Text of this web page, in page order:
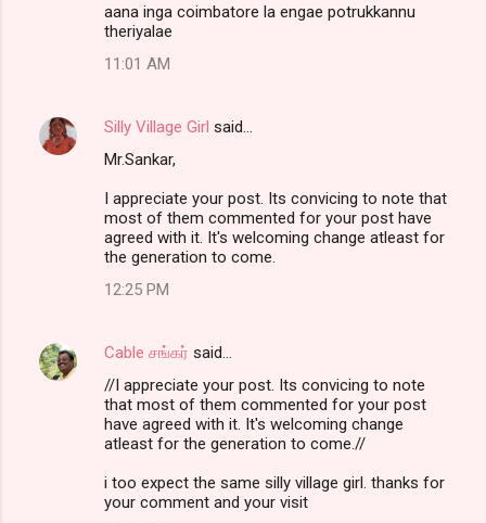
aana inga coimbatore la engae potrukkannu
theriyalae
11:01 AM
Silly Village Girl said…
Mr.Sankar,
I appreciate your post. Its convicing to note that
most of them commented for your post have
agreed with it. It's welcoming change atleast for
the generation to come.
12:25 PM
Cable சங்கர் said…
//I appreciate your post. Its convicing to note
that most of them commented for your post
have agreed with it. It's welcoming change
atleast for the generation to come.//
i too expect the same silly village girl. thanks for
your comment and your visit